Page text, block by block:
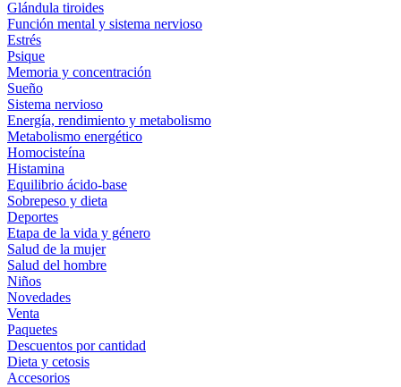
Glándula tiroides
Función mental y sistema nervioso
Estrés
Psique
Memoria y concentración
Sueño
Sistema nervioso
Energía, rendimiento y metabolismo
Metabolismo energético
Homocisteína
Histamina
Equilibrio ácido-base
Sobrepeso y dieta
Deportes
Etapa de la vida y género
Salud de la mujer
Salud del hombre
Niños
Novedades
Venta
Paquetes
Descuentos por cantidad
Dieta y cetosis
Accesorios